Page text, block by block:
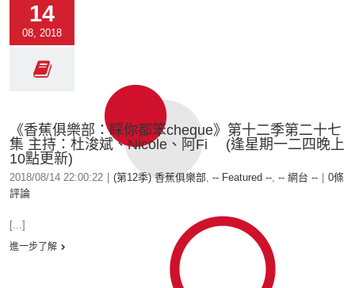
14
08, 2018
《香蕉俱樂部：睬你都笨cheque》第十二季第二十七
集 主持：杜浚斌、Nicole、阿Fi (逢星期一二四晚上
10點更新)
2018/08/14 22:00:22 (第12季) 香蕉俱樂部, -- Featured --, -- 網台 --
0條
評論
[...]
進一步了解